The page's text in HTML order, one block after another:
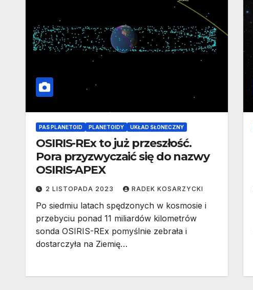
PAS PLANETOID PLANETOIDY UKŁAD SŁONECZNY
OSIRIS-REx to już przeszłość.
Pora przyzwyczaić się do nazwy
OSIRIS-APEX
2 LISTOPADA 2023 RADEK KOSARZYCKI
Po siedmiu latach spędzonych w kosmosie i
przebyciu ponad 11 miliardów kilometrów
sonda OSIRIS-REx pomyślnie zebrała i
dostarczyła na Ziemię…